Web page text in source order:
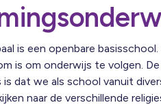
is een openbare
is om onderwijs te volgen.
dat we als school vanuit
naar de verschillende